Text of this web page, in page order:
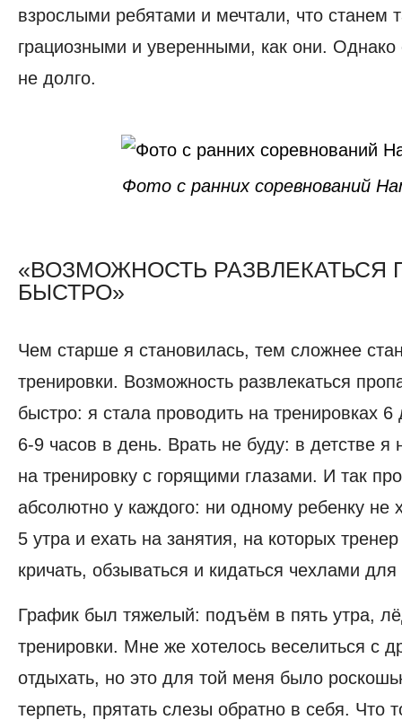
взрослыми ребятами и мечтали, что станем
грациозными и уверенными, как они. Однако
не долго.
Фото с ранних соревнований
«ВОЗМОЖНОСТЬ РАЗВЛЕКАТЬСЯ
БЫСТРО»
Чем старше я становилась, тем сложнее
тренировки. Возможность развлекаться
быстро: я стала проводить на тренировках
6-9 часов в день. Врать не буду: в детстве я
на тренировку с горящими глазами. И так
абсолютно у каждого: ни одному ребенку не
5 утра и ехать на занятия, на которых
кричать, обзываться и кидаться чехлами
График был тяжелый: подъём в пять утра,
тренировки. Мне же хотелось веселиться с
отдыхать, но это для той меня было
терпеть, прятать слезы обратно в себя. Что